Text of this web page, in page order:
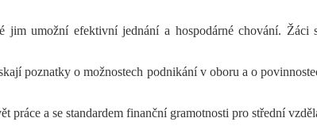
jim umožní efektivní jednání a hospodárné chování.
poznatky o možnostech podnikání v oboru a o
práce a se standardem finanční gramotnosti pro střední